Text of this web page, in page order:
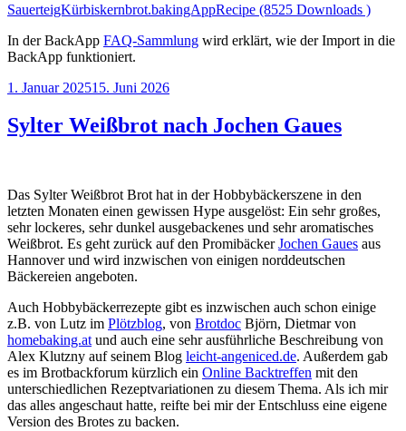
SauerteigKürbiskernbrot.bakingAppRecipe (8525 Downloads )
In der BackApp FAQ-Sammlung wird erklärt, wie der Import in die
BackApp funktioniert.
Veröffentlicht
1. Januar 202515. Juni 2026
Sylter Weißbrot nach Jochen Gaues
Das Sylter Weißbrot Brot hat in der Hobbybäckerszene in den
letzten Monaten einen gewissen Hype ausgelöst: Ein sehr großes,
sehr lockeres, sehr dunkel ausgebackenes und sehr aromatisches
Weißbrot. Es geht zurück auf den PromibäckerJochen Gaues aus
Hannover und wird inzwischen von einigen norddeutschen
Bäckereien angeboten.
Auch Hobbybäckerrezepte gibt es inzwischen auch schon einige
z.B. von Lutz im Plötzblog, von Brotdoc Björn, Dietmar von
homebaking.at und auch eine sehr ausführliche Beschreibung von
Alex Klutzny auf seinem Blog leicht-angeniced.de. Außerdem gab
es im Brotbackforum kürzlich ein Online Backtreffen mit den
unterschiedlichen Rezeptvariationen zu diesem Thema. Als ich mir
das alles angeschaut hatte, reifte bei mir der Entschluss eine eigene
Version des Brotes zu backen.